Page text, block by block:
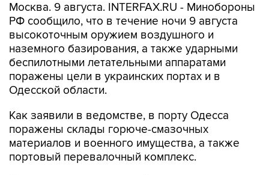
Москва. 9 августа. INTERFAX.RU - Минобороны
РФ сообщило, что в течение ночи 9 августа
высокоточным оружием воздушного и
наземного базирования, а также ударными
беспилотными летательными аппаратами
поражены цели в украинских портах и в
Одесской области.
Как заявили в ведомстве, в порту Одесса
поражены склады горюче-смазочных
материалов и военного имущества, а также
портовый перевалочный комплекс.